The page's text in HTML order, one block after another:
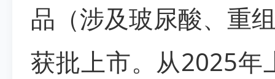
品（涉及玻尿酸、重
获批上市。从2025年